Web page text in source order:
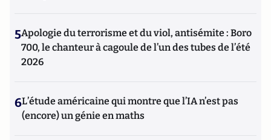
5Apologie du terrorisme et du viol, antisémite : Boro
700, le chanteur à cagoule de l’un des tubes de l’été
2026
6L’étude américaine qui montre que l’IA n’est pas
(encore) un génie en maths